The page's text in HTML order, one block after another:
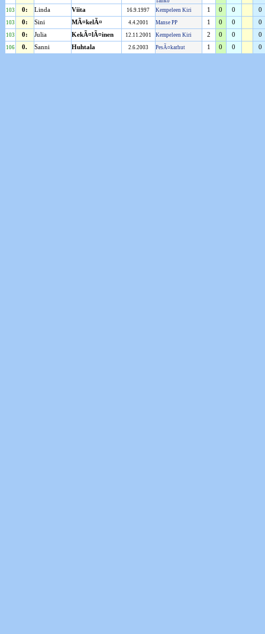
103 0: Linda Viita 16.9.1997 Kempeleen Kiri 1 0 0 0
103 0: Sini MÃ¤kelÃ¤ 4.4.2001 Manse PP 1 0 0 0
103 0: Julia KekÃ¤lÃ¤inen 12.11.2001 Kempeleen Kiri 2 0 0 0
106 0. Sanni Huhtala 2.6.2003 PesÃ¤karhut 1 0 0 0